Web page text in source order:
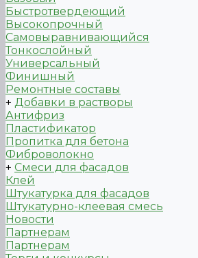
Быстротвердеющий
Высокопрочный
Самовыравнивающийся
Тонкослойный
Универсальный
Финишный
Ремонтные составы
+ Добавки в растворы
Антифриз
Пластификатор
Пропитка для бетона
Фиброволокно
+ Смеси для фасадов
Клей
Штукатурка для фасадов
Штукатурно-клеевая смесь
Новости
Партнерам
Партнерам